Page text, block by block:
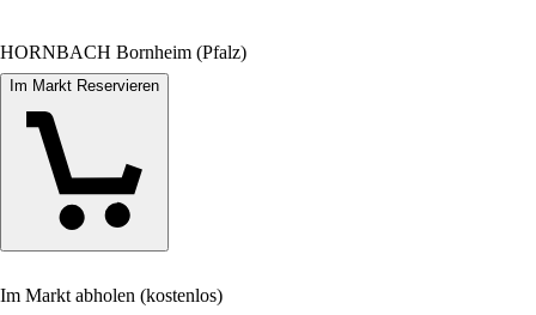
HORNBACH Bornheim (Pfalz)
Im Markt Reservieren
Im Markt abholen (kostenlos)